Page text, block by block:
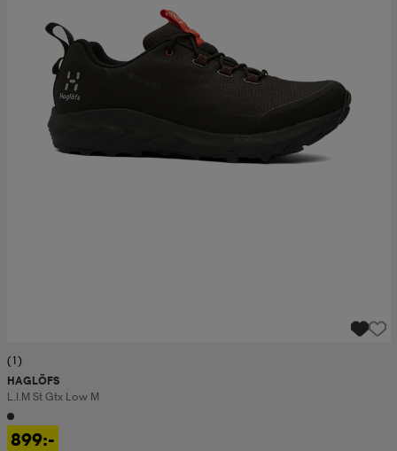
(1)
HAGLÖFS
L.i.m St Gtx Low M
899:-